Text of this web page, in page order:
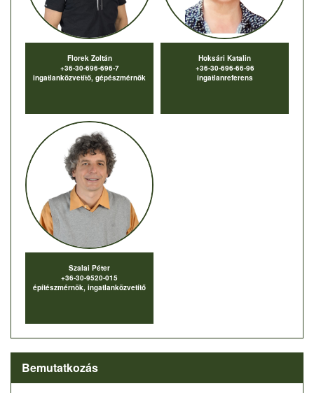
Florek Zoltán
+36-30-696-696-7
ingatlanközvetítő, gépészmérnök
Hoksári Katalin
+36-30-696-66-96
ingatlanreferens
Szalai Péter
+36-30-9520-015
építészmérnök, ingatlanközvetítő
Bemutatkozás